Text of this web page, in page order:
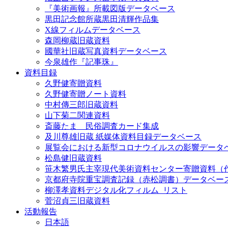
『美術画報』所載図版データベース
黒田記念館所蔵黒田清輝作品集
X線フィルムデータベース
森岡柳蔵旧蔵資料
國華社旧蔵写真資料データベース
今泉雄作『記事珠』
資料目録
久野健寄贈資料
久野健寄贈ノート資料
中村傳三郎旧蔵資料
山下菊二関連資料
斎藤たま 民俗調査カード集成
及川尊雄旧蔵 紙媒体資料目録データベース
展覧会における新型コロナウイルスの影響データ
松島健旧蔵資料
笹木繁男氏主宰現代美術資料センター寄贈資料（
京都府寺院重宝調査記録（赤松調書）データベー
柳澤孝資料デジタル化フィルム_リスト
菅沼貞三旧蔵資料
活動報告
日本語